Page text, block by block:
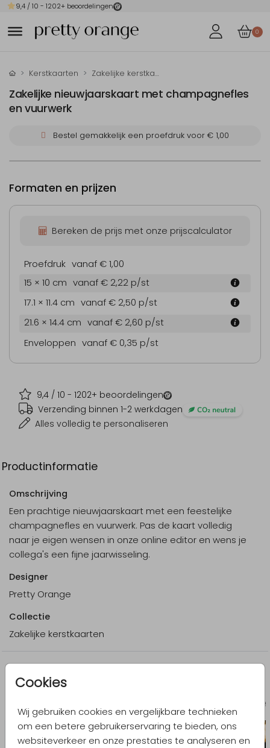
9,4 / 10 - 1202+ beoordelingen
0
Cookies
Wij gebruiken cookies en vergelijkbare technieken
om een betere gebruikerservaring te bieden, ons
websiteverkeer en onze prestaties te analyseren en
Kerstkaarten Zakelijke kerstkaarten
Zakelijke nieuwjaarskaart met champagnefles
en vuurwerk
Bestel gemakkelijk een proefdruk voor € 1,00
9,4 / 10 - 1202+ beoordelingen
Verzending binnen 1-2 werkdagen
Alles volledig te personaliseren
Formaten en prijzen
Bereken de prijs met onze prijscalculator
Proefdruk vanaf € 1,00
15 × 10 cm vanaf € 2,22 p/st
17.1 × 11.4 cm vanaf € 2,50 p/st
21.6 × 14.4 cm vanaf € 2,60 p/st
Enveloppen vanaf € 0,35 p/st
Productinformatie
Omschrijving
Een prachtige nieuwjaarskaart met een feestelijke
champagnefles en vuurwerk. Pas de kaart volledig
naar je eigen wensen in onze online editor en wens je
collega's een fijne jaarwisseling.
Designer
Pretty Orange
Collectie
Zakelijke kerstkaarten